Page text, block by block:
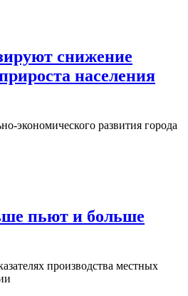
снижение
населения
экономического развития города
пьют и больше
производства местных